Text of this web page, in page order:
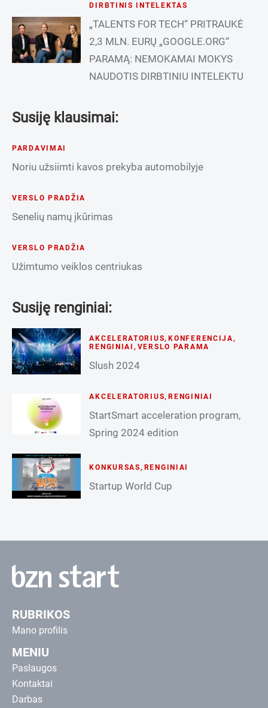
DIRBTINIS INTELEKTAS
„TALENTS FOR TECH“ PRITRAUKĖ
2,3 MLN. EURŲ „GOOGLE.ORG“
PARAMĄ: NEMOKAMAI MOKYS
NAUDOTIS DIRBTINIU INTELEKTU
Susiję klausimai:
PARDAVIMAI
Noriu užsiimti kavos prekyba automobilyje
VERSLO PRADŽIA
Senelių namų įkūrimas
VERSLO PRADŽIA
Užimtumo veiklos centriukas
Susiję renginiai:
AKCELERATORIUS,KONFERENCIJA ,
RENGINIAI , VERSLO PARAMA
Slush 2024
AKCELERATORIUS,RENGINIAI
StartSmart acceleration program,
Spring 2024 edition
KONKURSAS, RENGINIAI
Startup World Cup
RUBRIKOS
Mano profilis
MENIU
Paslaugos
Kontaktai
Darbas